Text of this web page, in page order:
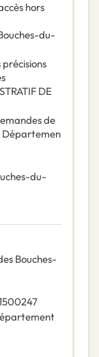
hors
du-
DE
de
Départemen
du-
Bouches-